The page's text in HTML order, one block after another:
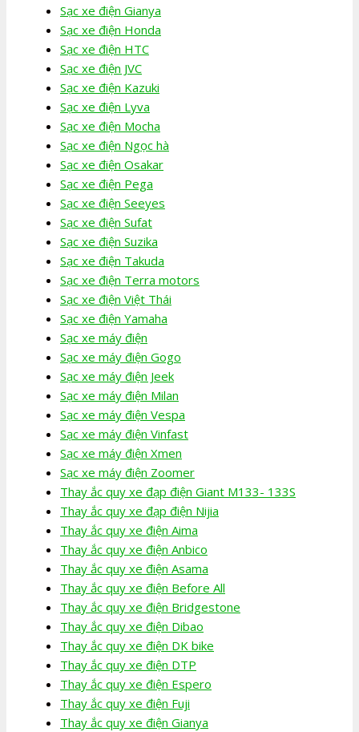
Sạc xe điện Gianya
Sạc xe điện Honda
Sạc xe điện HTC
Sạc xe điện JVC
Sạc xe điện Kazuki
Sạc xe điện Lyva
Sạc xe điện Mocha
Sạc xe điện Ngọc hà
Sạc xe điện Osakar
Sạc xe điện Pega
Sạc xe điện Seeyes
Sạc xe điện Sufat
Sạc xe điện Suzika
Sạc xe điện Takuda
Sạc xe điện Terra motors
Sạc xe điện Việt Thái
Sạc xe điện Yamaha
Sạc xe máy điện
Sạc xe máy điện Gogo
Sạc xe máy điện Jeek
Sạc xe máy điện Milan
Sạc xe máy điện Vespa
Sạc xe máy điện Vinfast
Sạc xe máy điện Xmen
Sạc xe máy điện Zoomer
Thay ắc quy xe đạp điện Giant M133- 133S
Thay ắc quy xe đạp điện Nijia
Thay ắc quy xe điện Aima
Thay ắc quy xe điện Anbico
Thay ắc quy xe điện Asama
Thay ắc quy xe điện Before All
Thay ắc quy xe điện Bridgestone
Thay ắc quy xe điện Dibao
Thay ắc quy xe điện DK bike
Thay ắc quy xe điện DTP
Thay ắc quy xe điện Espero
Thay ắc quy xe điện Fuji
Thay ắc quy xe điện Gianya